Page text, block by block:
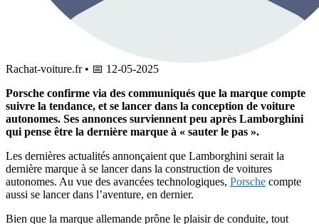
Rachat-voiture.fr • 📅 12-05-2025
Porsche confirme via des communiqués que la marque compte
suivre la tendance, et se lancer dans la conception de voiture
autonomes. Ses annonces surviennent peu après Lamborghini
qui pense être la dernière marque à « sauter le pas ».
Les dernières actualités annonçaient que Lamborghini serait la
dernière marque à se lancer dans la construction de voitures
autonomes. Au vue des avancées technologiques, Porsche compte
aussi se lancer dans l’aventure, en dernier.
Bien que la marque allemande prône le plaisir de conduite, tout